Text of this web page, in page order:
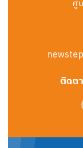
ศู
ติดต